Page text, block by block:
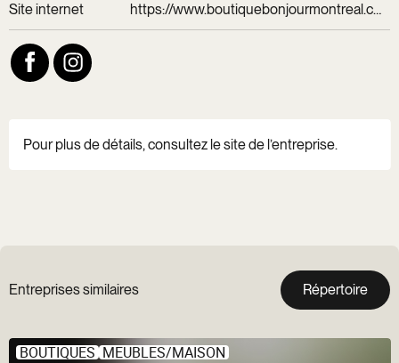
Site internet https://www.boutiquebonjourmontreal.com/
Pour plus de détails, consultez le site de l’entreprise.
Entreprises similaires Répertoire
BOUTIQUES MEUBLES/MAISON